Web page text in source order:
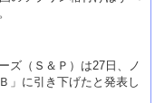
ズ（Ｓ＆Ｐ）は27日、ノ
」に引き下げたと発表し